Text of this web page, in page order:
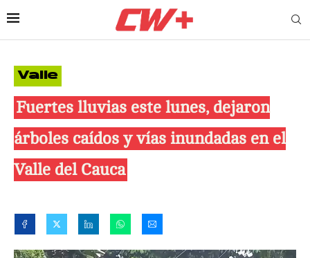
Valle
Fuertes lluvias este lunes, dejaron
árboles caídos y vías inundadas en el
Valle del Cauca